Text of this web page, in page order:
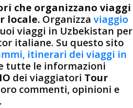
che organizzano viaggi
locale. Organizzaviaggio
viaggi in Uzbekistan per
italiane. Su questo sito
itinerari dei viaggi in
tutte le informazioni
dei viaggiatori Tour
commenti, opinioni e